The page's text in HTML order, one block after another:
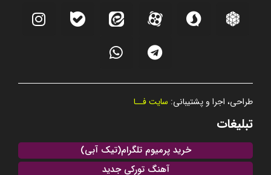
طراحی، اجرا و پشتیبانی: سایت فــا
تبلیغات
خرید پرمیوم تلگرام(تیک آبی)
آهنگ تورکی جدید